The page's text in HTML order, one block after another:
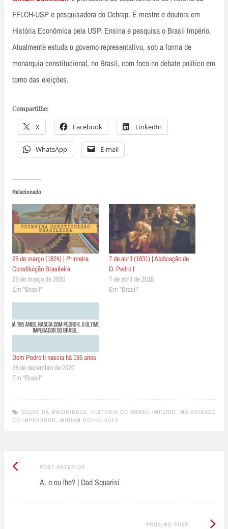
FFLCH-USP e pesquisadora do Cebrap. É mestre e doutora em
História Econômica pela USP. Ensina e pesquisa o Brasil Império.
Atualmente estuda o governo representativo, sob a forma de
monarquia constitucional, no Brasil, com foco no debate político em
torno das eleições.
Compartilhe:
X Facebook LinkedIn
WhatsApp E-mail
Relacionado
25 de março (1824) | Primeira
Constituição Brasileira
25 de março de 2020
Em "Brasil"
7 de abril (1831) | Abdicação de
D. Pedro I
7 de abril de 2018
Em "Brasil"
Dom Pedro II nascia há 195 anos
28 de dezembro de 2020
Em "Brasil"
GOLPE DA MAIORIDADE, HISTÓRIA DO BRASIL IMPÉRIO, MAIORIDADE
DO IMPERADOR , MIRIAM DOLHNIKOFF
Post
navigation
POST ANTERIOR
Anterior:
A, o ou lhe? | Dad Squarisi
PRÓXIMO POST Próximo